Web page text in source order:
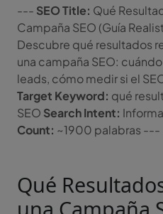
--- SEO Title: Qué
Campaña SEO (Guía
Descubre qué resultados
una campaña SEO:
leads, cómo medir si el
Target Keyword: qué
SEO Search Intent:
Count: ~1900 palabras ---
Qué